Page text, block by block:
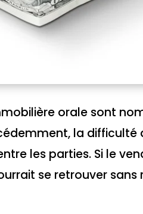
orale sont
la difficulté
les parties. Si le
se retrouver